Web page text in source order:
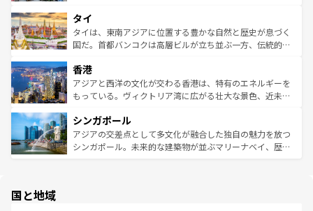
リティに包まれながら、韓国の多彩な魅力を心ゆくまで味
わってみてほしい。 なお、新着の韓国情報はコンテンツ一
覧を参照してほしい。
急速な発展と共に伝統が息づく。ハノイの古い町並みやホ
ーチミン市のフランス統治時代の建物も、独特の雰囲気を
醸し出している。また、バラエティの豊かさとおいしさで
とつ。フォーやバインミー、ベトナムコーヒーなどは、ぜ
ひ現地で味わいたい。どの地域を訪れてもあたたかい人々
が旅行者を迎えてくれるので、きっと忘れられない旅にな
参照してほしい。
タイ
タイは、東南アジアに位置する豊かな自然と歴史が息づく
国だ。首都バンコクは高層ビルが立ち並ぶ一方、伝統的な
の活気が交差している。北部ではチェンマイなどの山岳地
帯で自然と触れ合い、南部ではプーケットやクラビの美し
いビーチでリゾート気分を楽しむことができる。タイ料理
激する。気候は一年中温暖で、どの季節にも異なる楽しみ
が待っている。親しみやすいタイの人々、仏教を中心とし
た文化、そして多様な観光資源が、訪れる旅人を魅了し続
香港
アジアと西洋の文化が交わる香港は、特有のエネルギーを
もっている。ヴィクトリア湾に広がる壮大な景色、近未来
み、どこを訪れても感動するはず。観光スポットが密集し
ており、効率よく見どころを回れるのも魅力。息をのむよ
うな絶景から文化的な体験まで、香港を存分に楽しみ尽く
シンガポール
アジアの交差点として多文化が融合した独自の魅力を放つ
シンガポール。未来的な建築物が並ぶマリーナベイ、歴史
国と地域